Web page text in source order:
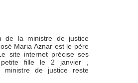
de la ministre de justice
Maria Aznar est le père
site internet précise ses
fille le 2 janvier ,
ministre de justice reste